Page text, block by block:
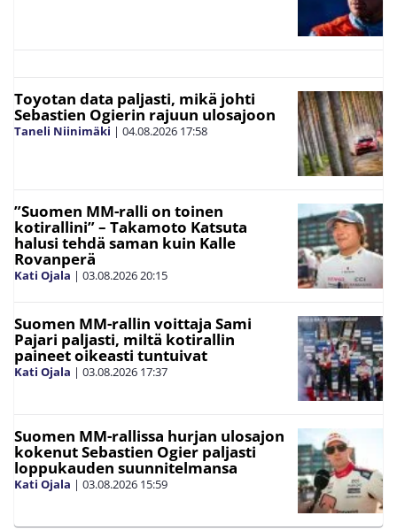
Toyotan data paljasti, mikä johti
Sebastien Ogierin rajuun ulosajoon
Taneli Niinimäki | 04.08.2026 17:58
”Suomen MM-ralli on toinen
kotirallini” – Takamoto Katsuta
halusi tehdä saman kuin Kalle
Rovanperä
Kati Ojala | 03.08.2026 20:15
Suomen MM-rallin voittaja Sami
Pajari paljasti, miltä kotirallin
paineet oikeasti tuntuivat
Kati Ojala | 03.08.2026 17:37
Suomen MM-rallissa hurjan ulosajon
kokenut Sebastien Ogier paljasti
loppukauden suunnitelmansa
Kati Ojala | 03.08.2026 15:59